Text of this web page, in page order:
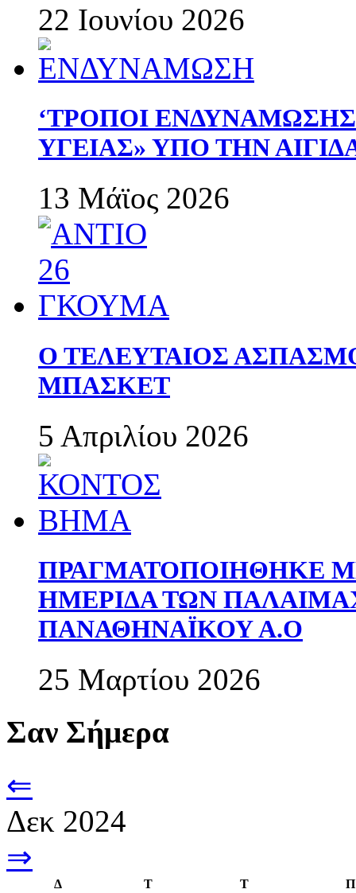
22 Ιουνίου 2026
‘ΤΡΟΠΟΙ
ΥΓΕΙΑΣ» ΥΠΟ ΤΗΝ
13 Μάϊος 2026
Ο ΤΕΛΕΥΤΑΙΟΣ
ΜΠΑΣΚΕΤ
5 Απριλίου 2026
ΠΡΑΓΜΑΤΟΠΟΙΗΘΗΚΕ
ΗΜΕΡΙΔΑ ΤΩΝ
ΠΑΝΑΘΗΝΑΪΚΟΥ Α.Ο
25 Μαρτίου 2026
Σαν Σήμερα
⇐
Δεκ 2024
⇒
Δ Τ Τ
Π